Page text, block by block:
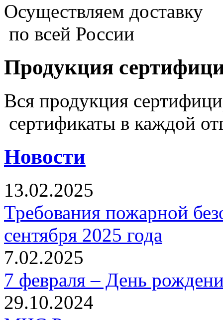
Осуществляем доставку
по всей России
Продукция
Вся продукция
сертификаты в каждой
Новости
13.02.2025
Требования пожарной
сентября 2025 года
7.02.2025
7 февраля – День
29.10.2024